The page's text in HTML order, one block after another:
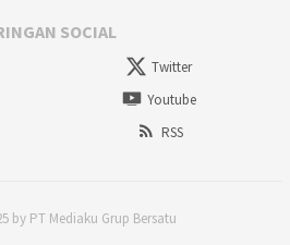
SOCIAL
Twitter
Youtube
RSS
by PT Mediaku Grup Bersatu